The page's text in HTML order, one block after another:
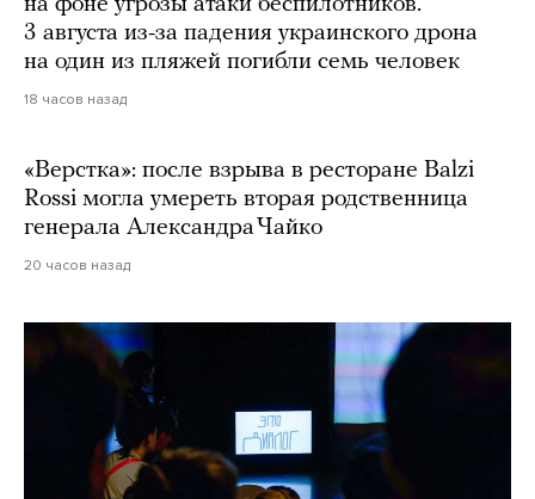
на фоне угрозы атаки беспилотников.
3 августа из-за падения украинского дрона
на один из пляжей погибли семь человек
18 часов назад
«Верстка»: после взрыва в ресторане Balzi
Rossi могла умереть вторая родственница
генерала Александра Чайко
20 часов назад